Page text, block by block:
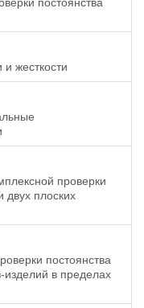
жесткости
проверки
двух плоских
постоянства
изделий в пределах